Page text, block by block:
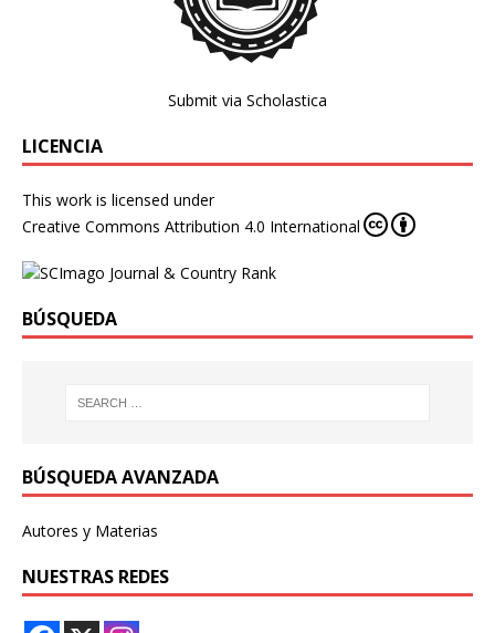
Submit via Scholastica
LICENCIA
This work is licensed under
Creative Commons Attribution 4.0 International
BÚSQUEDA
BÚSQUEDA AVANZADA
Autores y Materias
NUESTRAS REDES